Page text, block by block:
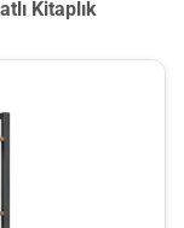
Kitaplık